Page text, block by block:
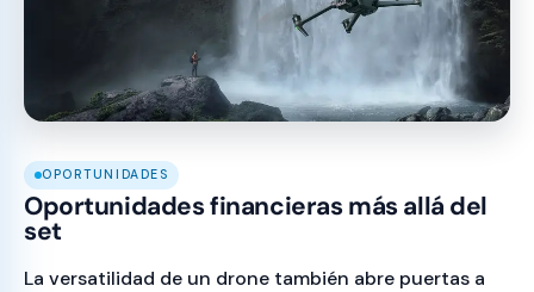
OPORTUNIDADES
Oportunidades financieras más allá del
set
La versatilidad de un drone también abre puertas a